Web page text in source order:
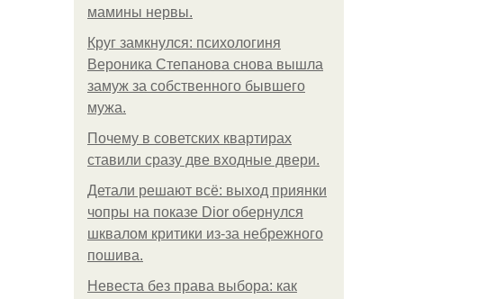
мамины нервы.
Круг замкнулся: психологиня
Вероника Степанова снова вышла
замуж за собственного бывшего
мужа.
Почему в советских квартирах
ставили сразу две входные двери.
Детали решают всё: выход приянки
чопры на показе Dior обернулся
шквалом критики из-за небрежного
пошива.
Невеста без права выбора: как